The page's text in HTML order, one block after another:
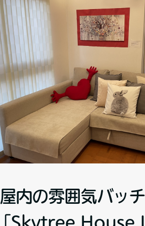
内の雰囲気バッ
Skytree House